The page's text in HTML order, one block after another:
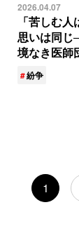
2026.04.07
「苦しむ
思いは同じ
境なき医師
紛争
1